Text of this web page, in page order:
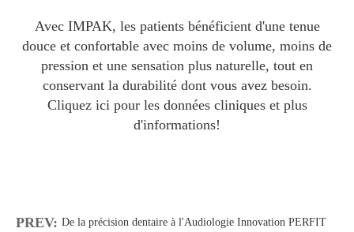
Avec IMPAK, les patients bénéficient d'une tenue
douce et confortable avec moins de volume, moins de
pression et une sensation plus naturelle, tout en
conservant la durabilité dont vous avez besoin.
Cliquez ici pour les données cliniques et plus
d'informations!
PREV: De la précision dentaire à l'Audiologie Innovation PERFIT